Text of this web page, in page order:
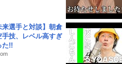
来選手と対談】朝倉
手技、レベル高すぎ
た!!